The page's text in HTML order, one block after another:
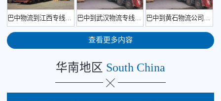
巴中物流到江西专线货运公司 巴中到武汉物流专线价格查询 ​巴中到黄石物流公司货运专线
查看更多内容
华南地区 South China